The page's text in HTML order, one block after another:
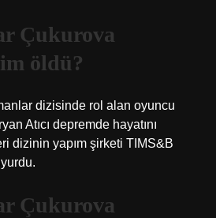
Çukurova
öldü?
dizisinde rol alan oyuncu
Atıcı depremde hayatını
dizinin yapım şirketi TIMS&B
Çukurova